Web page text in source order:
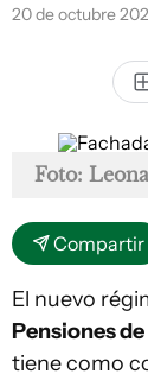
20 de octubre
Foto:
Compartir
El nuevo
Pensiones
tiene como